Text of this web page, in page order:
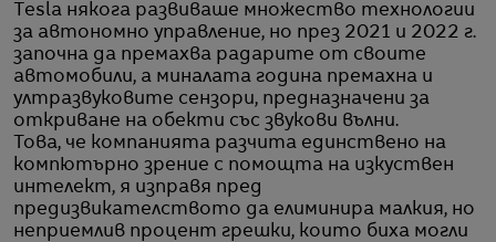
Tesla някога развиваше множество технологии
за автономно управление, но през 2021 и 2022 г.
започна да премахва радарите от своите
автомобили, а миналата година премахна и
ултразвуковите сензори, предназначени за
откриване на обекти със звукови вълни.
Това, че компанията разчита единствено на
компютърно зрение с помощта на изкуствен
интелект, я изправя пред
предизвикателството да елиминира малкия, но
неприемлив процент грешки, които биха могли